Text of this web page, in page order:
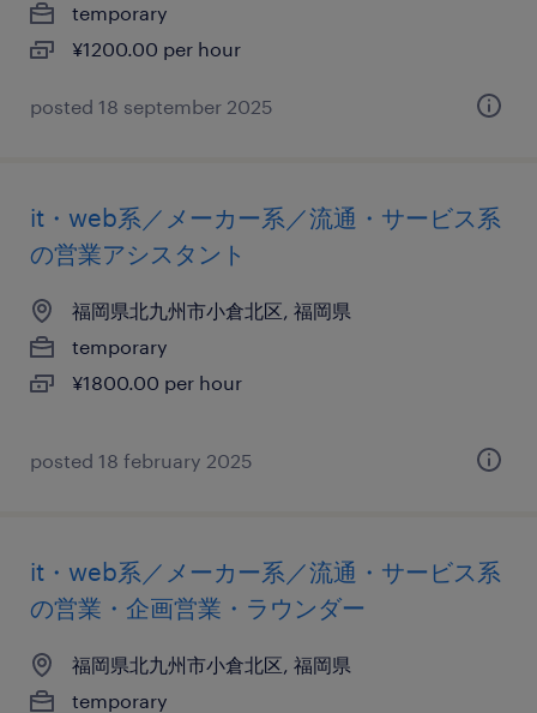
temporary
¥1200.00 per hour
posted 18 september 2025
it・web系／メーカー系／流通・サービス系
の営業アシスタント
福岡県北九州市小倉北区, 福岡県
temporary
¥1800.00 per hour
posted 18 february 2025
it・web系／メーカー系／流通・サービス系
の営業・企画営業・ラウンダー
福岡県北九州市小倉北区, 福岡県
temporary